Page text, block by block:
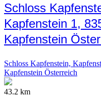
Schloss
Kapfenstein 1,
Kapfenstein
Schloss Kapfenstein,
Kapfenstein Österreich
43.2 km